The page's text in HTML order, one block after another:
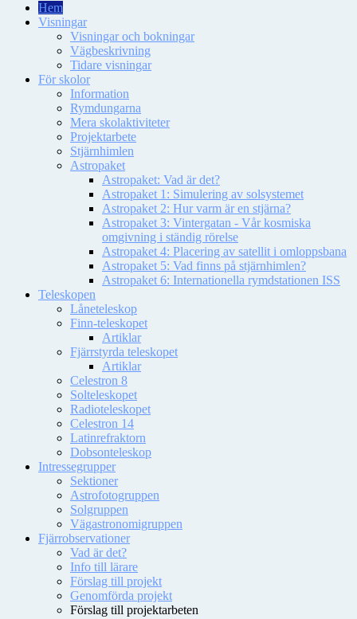
Hem
Visningar
Visningar och bokningar
Vägbeskrivning
Tidare visningar
För skolor
Information
Rymdungarna
Mera skolaktiviteter
Projektarbete
Stjärnhimlen
Astropaket
Astropaket: Vad är det?
Astropaket 1: Simulering av solsystemet
Astropaket 2: Hur varm är en stjärna?
Astropaket 3: Vintergatan - Vår kosmiska
omgivning i ständig rörelse
Astropaket 4: Placering av satellit i omloppsbana
Astropaket 5: Vad finns på stjärnhimlen?
Astropaket 6: Internationella rymdstationen ISS
Teleskopen
Låneteleskop
Finn-teleskopet
Artiklar
Fjärrstyrda teleskopet
Artiklar
Celestron 8
Solteleskopet
Radioteleskopet
Celestron 14
Latinrefraktorn
Dobsonteleskop
Intressegrupper
Sektioner
Astrofotogruppen
Solgruppen
Vägastronomigruppen
Fjärrobservationer
Vad är det?
Info till lärare
Förslag till projekt
Genomförda projekt
Förslag till projektarbeten